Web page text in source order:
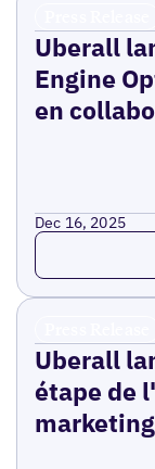
Uberall
Engine
en
Dec 16, 2025
Read more
Uberall
étape de